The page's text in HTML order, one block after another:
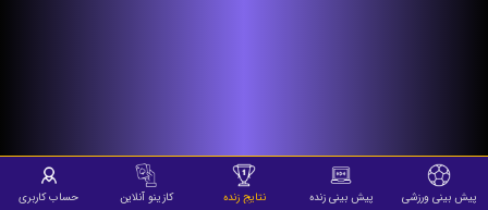
پیش بینی ورزشی پیش بینی زنده نتایج زنده کازینو آنلاین حساب کاربری